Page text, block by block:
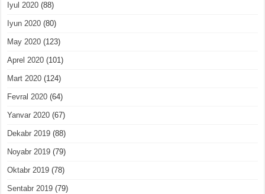
Iyul 2020 (88)
Iyun 2020 (80)
May 2020 (123)
Aprel 2020 (101)
Mart 2020 (124)
Fevral 2020 (64)
Yanvar 2020 (67)
Dekabr 2019 (88)
Noyabr 2019 (79)
Oktabr 2019 (78)
Sentabr 2019 (79)